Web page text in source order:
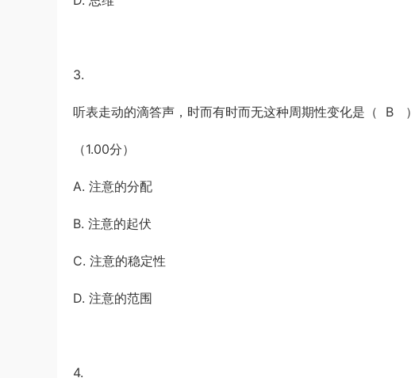
3.
听表走动的滴答声，时而有时而无这种周期性变化是（ B ）
（1.00分）
A. 注意的分配
B. 注意的起伏
C. 注意的稳定性
D. 注意的范围
4.